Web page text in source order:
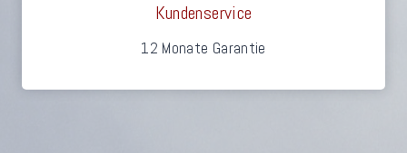
Kundenservice
12 Monate Garantie